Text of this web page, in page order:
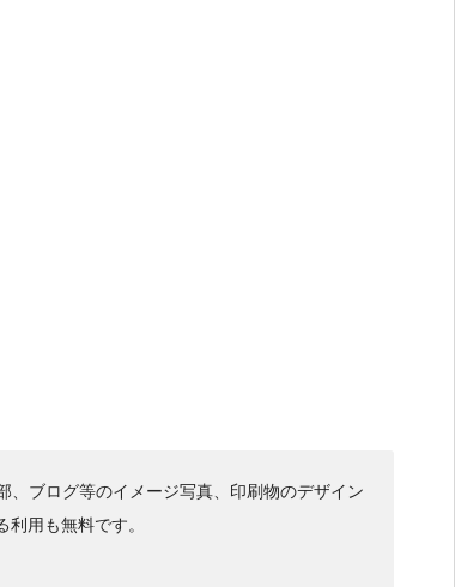
、ブログ等のイメージ写真、印刷物のデザイン
用も無料です。